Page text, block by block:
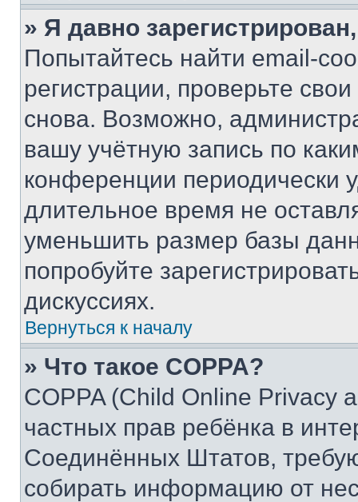
» Я давно
Попытайтесь найти email-
регистрации, проверьте
снова. Возможно,
вашу учётную запись по
конференции периодически
длительное время не
уменьшить размер базы
попробуйте
дискуссиях.
Вернуться к началу
» Что такое COPPA?
COPPA (Child Online Privacy
частных прав ребёнка в
Соединённых Штатов,
собирать информацию от